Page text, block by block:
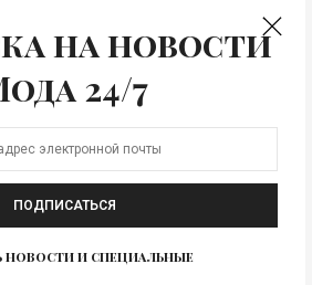
на новости
24/7
ПОДПИСАТЬСЯ
новости и специальные
для глаз Merci
новости Vivienne Sabó Merci